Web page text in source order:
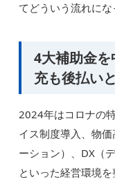
てどういう流れにな
4大補助金
充も後払い
2024年はコロナの
イス制度導入、物
ーション）、DX（
といった経営環境